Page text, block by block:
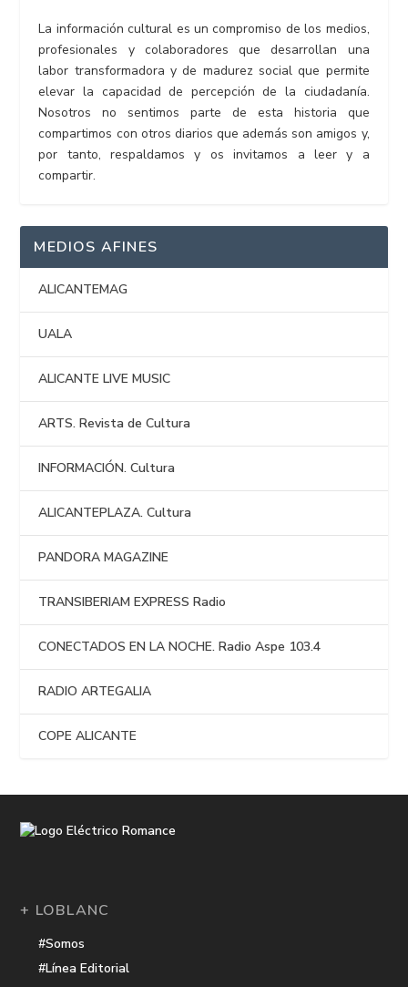
La información cultural es un compromiso de los medios,
profesionales y colaboradores que desarrollan una
labor transformadora y de madurez social que permite
elevar la capacidad de percepción de la ciudadanía.
Nosotros no sentimos parte de esta historia que
compartimos con otros diarios que además son amigos y,
por tanto, respaldamos y os invitamos a leer y a
compartir.
MEDIOS AFINES
ALICANTEMAG
UALA
ALICANTE LIVE MUSIC
ARTS. Revista de Cultura
INFORMACIÓN. Cultura
ALICANTEPLAZA. Cultura
PANDORA MAGAZINE
TRANSIBERIAM EXPRESS Radio
CONECTADOS EN LA NOCHE. Radio Aspe 103.4
RADIO ARTEGALIA
COPE ALICANTE
+ LOBLANC
#Somos
#Línea Editorial